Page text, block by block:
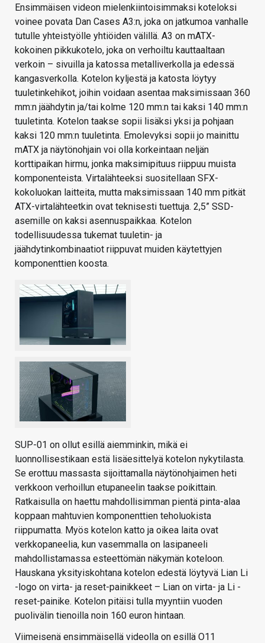
Ensimmäisen videon mielenkiintoisimmaksi koteloksi
voinee povata Dan Cases A3:n, joka on jatkumoa vanhalle
tutulle yhteistyölle yhtiöiden välillä. A3 on mATX-
kokoinen pikkukotelo, joka on verhoiltu kauttaaltaan
verkoin – sivuilla ja katossa metalliverkolla ja edessä
kangasverkolla. Kotelon kyljestä ja katosta löytyy
tuuletinkehikot, joihin voidaan asentaa maksimissaan 360
mm:n jäähdytin ja/tai kolme 120 mm:n tai kaksi 140 mm:n
tuuletinta. Kotelon taakse sopii lisäksi yksi ja pohjaan
kaksi 120 mm:n tuuletinta. Emolevyksi sopii jo mainittu
mATX ja näytönohjain voi olla korkeintaan neljän
korttipaikan hirmu, jonka maksimipituus riippuu muista
komponenteista. Virtalähteeksi suositellaan SFX-
kokoluokan laitteita, mutta maksimissaan 140 mm pitkät
ATX-virtalähteetkin ovat teknisesti tuettuja. 2,5” SSD-
asemille on kaksi asennuspaikkaa. Kotelon
todellisuudessa tukemat tuuletin- ja
jäähdytinkombinaatiot riippuvat muiden käytettyjen
komponenttien koosta.
SUP-01 on ollut esillä aiemminkin, mikä ei
luonnollisestikaan estä lisäesittelyä kotelon nykytilasta.
Se erottuu massasta sijoittamalla näytönohjaimen heti
verkkoon verhoillun etupaneelin taakse poikittain.
Ratkaisulla on haettu mahdollisimman pientä pinta-alaa
koppaan mahtuvien komponenttien teholuokista
riippumatta. Myös kotelon katto ja oikea laita ovat
verkkopaneelia, kun vasemmalla on lasipaneeli
mahdollistamassa esteettömän näkymän koteloon.
Hauskana yksityiskohtana kotelon edestä löytyvä Lian Li
-logo on virta- ja reset-painikkeet – Lian on virta- ja Li -
reset-painike. Kotelon pitäisi tulla myyntiin vuoden
puolivälin tienoilla noin 160 euron hintaan.
Viimeisenä ensimmäisellä videolla on esillä O11